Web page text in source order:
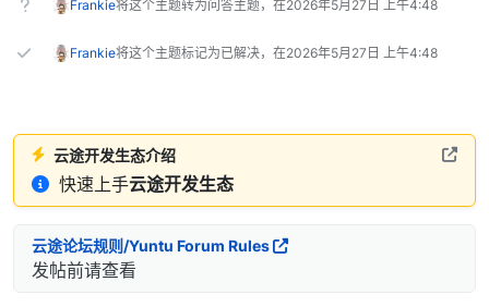
Frankie将这个主题转为问答主题，在2026年5月27日 上午4:48
Frankie将这个主题标记为已解决，在2026年5月27日 上午4:48
云途开发生态介绍
快速上手云途开发生态
云途论坛规则/Yuntu Forum Rules
发帖前请查看